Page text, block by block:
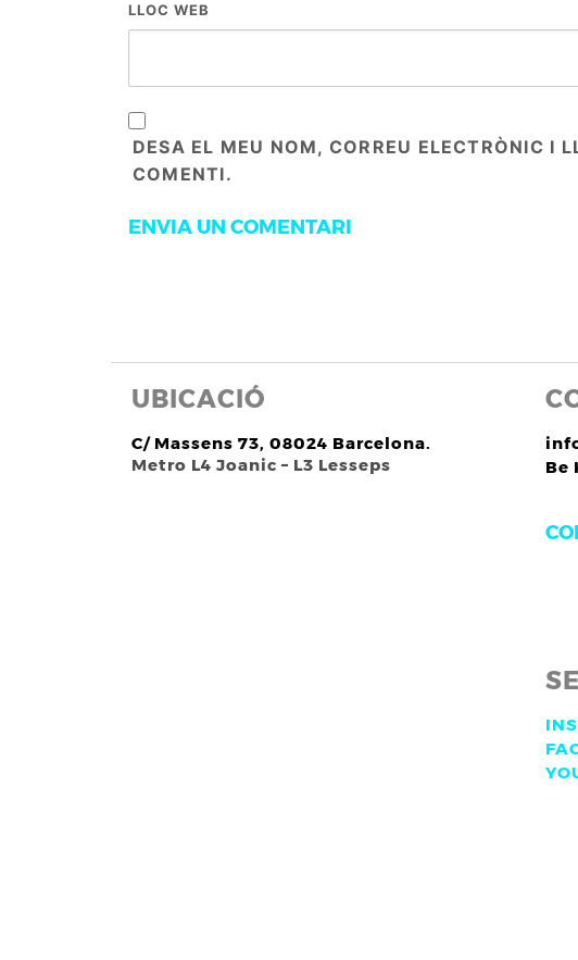
LLOC WEB
DESA EL MEU NOM, CORREU ELECTRÒNIC I
COMENTI.
UBICACIÓ
C/ Massens 73, 08024 Barcelona.
Metro L4 Joanic – L3 Lesseps
Be